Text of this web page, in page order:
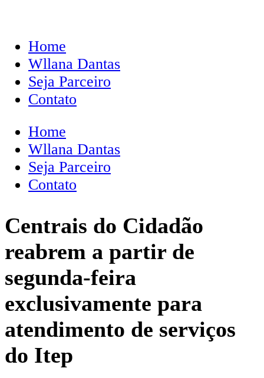
Home
Wllana Dantas
Seja Parceiro
Contato
Home
Wllana Dantas
Seja Parceiro
Contato
Centrais do Cidadão
reabrem a partir de
segunda-feira
exclusivamente para
atendimento de serviços
do Itep